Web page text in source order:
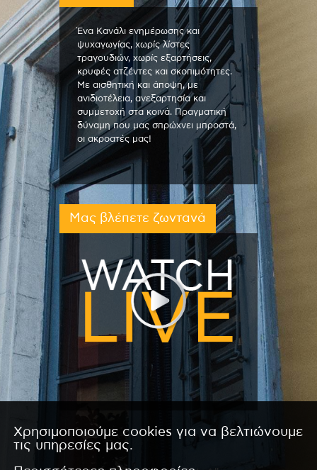
Ένα Κανάλι ενημέρωσης και
ψυχαγωγίας, χωρίς λίστες
τραγουδιών, χωρίς εξαρτήσεις,
κρυφές ατζέντες και σκοπιμότητες.
Με αισθητική και άποψη, με
ανιδιοτέλεια, ανεξαρτησία και
συμμετοχή στα κοινά. Πραγματική
δύναμη που μας σπρώχνει μπροστά,
οι ακροατές μας!
Μας βλέπετε ζωντανά
Χρησιμοποιούμε cookies για να βελτιώνουμε
τις υπηρεσίες μας.